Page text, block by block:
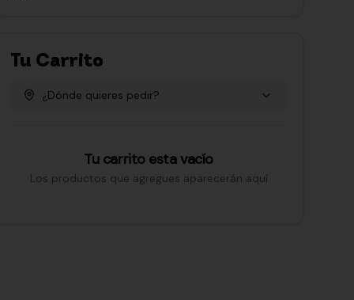
Tu Carrito
¿Dónde quieres pedir?
Tu carrito esta vacío
Los productos que agregues aparecerán aquí